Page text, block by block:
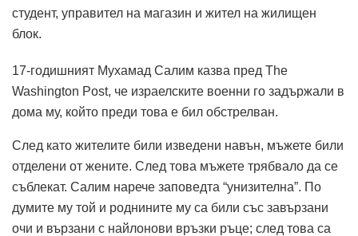
студент, управител на магазин и жител на жилищен
блок.
17-годишният Мухамад Салим казва пред The ​​
Washington Post, че израелските военни го задържали в
дома му, който преди това е бил обстрелван.
След като жителите били изведени навън, мъжете били
отделени от жените. След това мъжете трябвало да се
съблекат. Салим нарече заповедта “унизителна”. По
думите му той и роднините му са били със завързани
очи и вързани с найлонови връзки ръце; след това са